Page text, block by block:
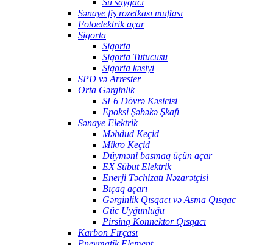
Su sayğacı
Sənaye fiş rozetkası muftası
Fotoelektrik açar
Sigorta
Sigorta
Sigorta Tutucusu
Sigorta kəsiyi
SPD və Arrester
Orta Gərginlik
SF6 Dövrə Kəsicisi
Epoksi Şəbəkə Şkafı
Sənaye Elektrik
Məhdud Keçid
Mikro Keçid
Düyməni basmaq üçün açar
EX Sübut Elektrik
Enerji Təchizatı Nəzarətçisi
Bıçaq açarı
Gərginlik Qısqacı və Asma Qısqac
Güc Uyğunluğu
Pirsinq Konnektor Qısqacı
Karbon Fırçası